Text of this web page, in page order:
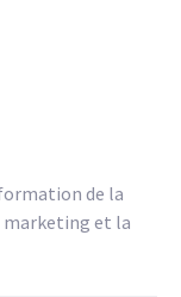
de la
marketing et la